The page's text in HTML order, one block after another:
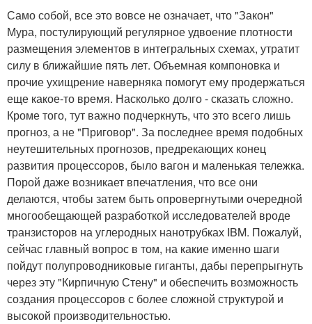
Само собой, все это вовсе не означает, что "Закон"
Мура, постулирующий регулярное удвоение плотности
размещения элементов в интегральных схемах, утратит
силу в ближайшие пять лет. Объемная компоновка и
прочие ухищрение наверняка помогут ему продержаться
еще какое-то время. Насколько долго - сказать сложно.
Кроме того, тут важно подчеркнуть, что это всего лишь
прогноз, а не "Приговор". За последнее время подобных
неутешительных прогнозов, предрекающих конец
развития процессоров, было вагон и маленькая тележка.
Порой даже возникает впечатления, что все они
делаются, чтобы затем быть опровергнутыми очередной
многообещающей разработкой исследователей вроде
транзисторов на углеродных нанотрубках IBM. Пожалуй,
сейчас главный вопрос в том, на какие именно шаги
пойдут полупроводниковые гиганты, дабы перепрыгнуть
через эту "Кирпичную Стену" и обеспечить возможность
создания процессоров с более сложной структурой и
высокой производительностью.